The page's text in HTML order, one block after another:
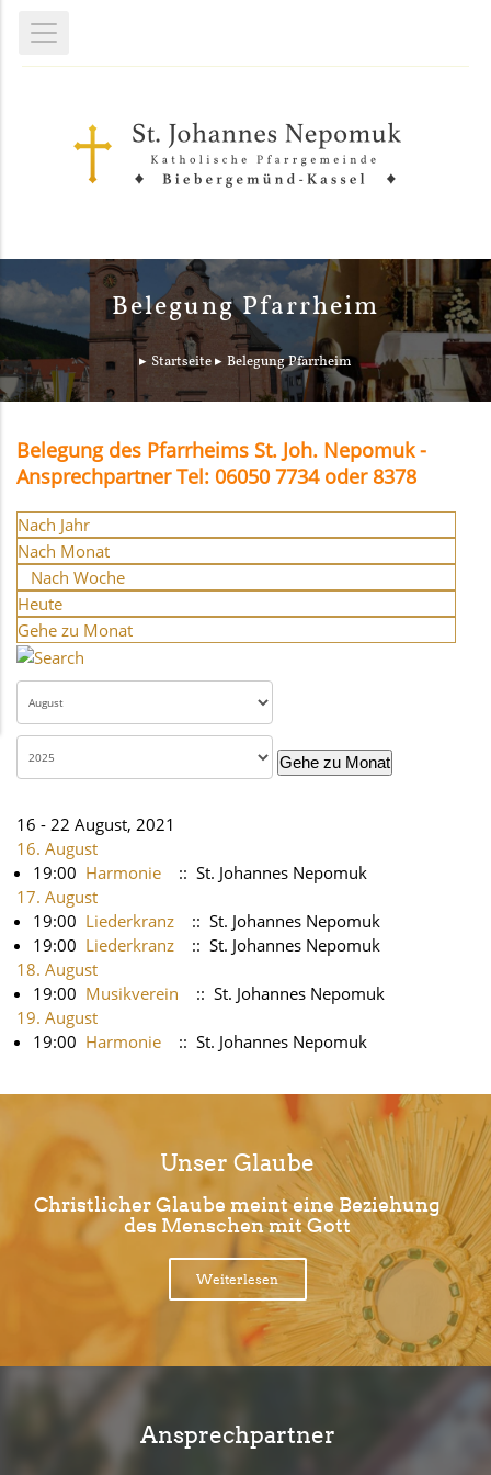
Belegung Pfarrheim
Startseite Belegung Pfarrheim
Belegung des Pfarrheims St. Joh. Nepomuk -
Ansprechpartner Tel: 06050 7734 oder 8378
Nach Jahr
Nach Monat
Nach Woche
Heute
Gehe zu Monat
Gehe zu Monat
16 - 22 August, 2021
16. August
19:00 Harmonie
:: St. Johannes Nepomuk
17. August
19:00 Liederkranz
:: St. Johannes Nepomuk
19:00 Liederkranz
:: St. Johannes Nepomuk
18. August
19:00 Musikverein
:: St. Johannes Nepomuk
19. August
19:00 Harmonie :: St. Johannes Nepomuk
Unser Glaube
Christlicher Glaube meint eine Beziehung
des Menschen mit Gott
Weiterlesen
Ansprechpartner